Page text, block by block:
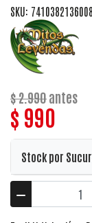
SKU:
$ 2.990antes
$ 990
Stock por